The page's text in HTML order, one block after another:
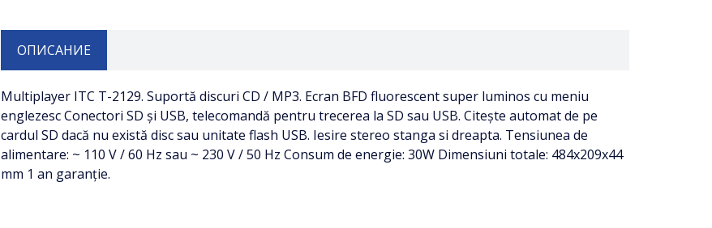
ОПИСАНИЕ
Multiplayer ITC T-2129. Suportă discuri CD / MP3. Ecran BFD fluorescent super luminos cu meniu
englezesc Conectori SD și USB, telecomandă pentru trecerea la SD sau USB. Citește automat de pe
cardul SD dacă nu există disc sau unitate flash USB. Iesire stereo stanga si dreapta. Tensiunea de
alimentare: ~ 110 V / 60 Hz sau ~ 230 V / 50 Hz Consum de energie: 30W Dimensiuni totale: 484x209x44
mm 1 an garanție.